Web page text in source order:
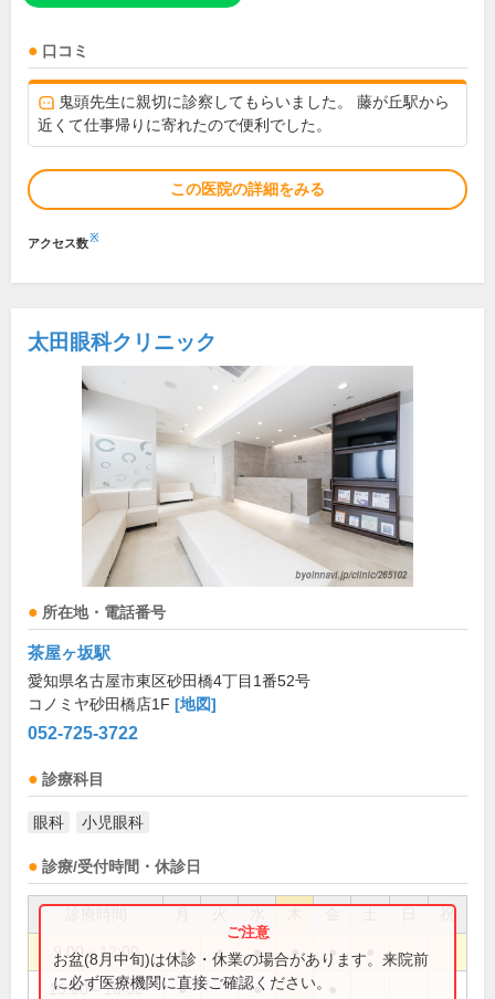
口コミ
鬼頭先生に親切に診察してもらいました。 藤が丘駅から
近くて仕事帰りに寄れたので便利でした。
この医院の詳細をみる
アクセス数※
太田眼科クリニック
所在地・電話番号
茶屋ヶ坂駅
愛知県名古屋市東区砂田橋4丁目1番52号
コノミヤ砂田橋店1F [地図]
052-725-3722
診療科目
眼科 小児眼科
診療/受付時間・休診日
祝
9:00～12:00 ● ● ● ● ●
15:00～18:00 ● ●
お盆(8月中旬)は休診・休業の場合があります。来院前
に必ず医療機関に直接ご確認ください。